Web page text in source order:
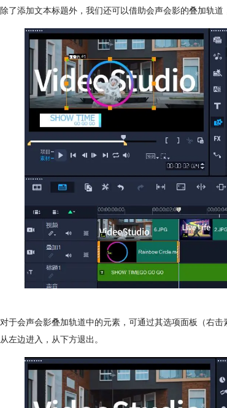
除了添加文本标题外，我们还可以借助会声会影的叠加轨
对于会声会影叠加轨道中的元素，可通过其选项面板（右
从左边进入，从下方退出。